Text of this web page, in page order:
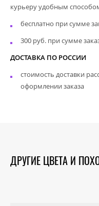
курьеру удобным
бесплатно при сумме
300 руб. при сумме
ДОСТАВКА ПО РОССИИ
стоимость доставки
оформлении заказа
ДРУГИЕ ЦВЕТА И